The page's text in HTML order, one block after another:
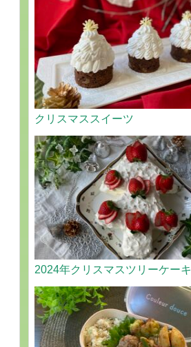
クリスマススイーツ
2024年クリスマスツリーケーキ